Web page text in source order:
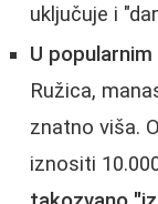
uključuje i
U
Ružica,
znatno viša.
iznositi